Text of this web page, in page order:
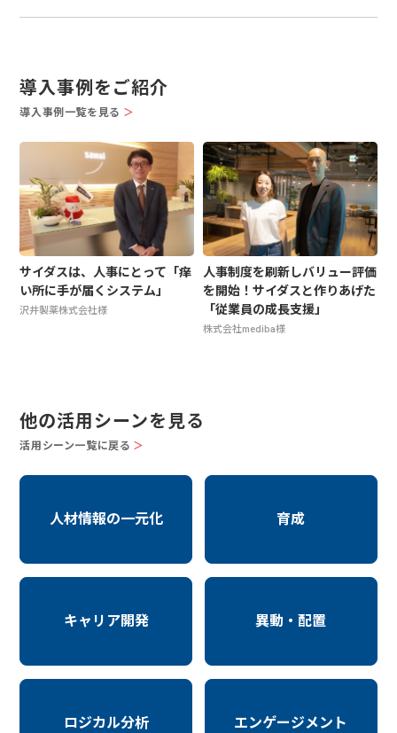
導入事例をご紹介
導入事例一覧を見る ＞
サイダスは、人事にとって「痒
い所に手が届くシステム」
沢井製薬株式会社様
人事制度を刷新しバリュー評価
を開始！サイダスと作りあげた
「従業員の成長支援」
株式会社mediba様
他の活用シーンを見る
活用シーン一覧に戻る ＞
人材情報の一元化 育成
キャリア開発 異動・配置
ロジカル分析 エンゲージメント